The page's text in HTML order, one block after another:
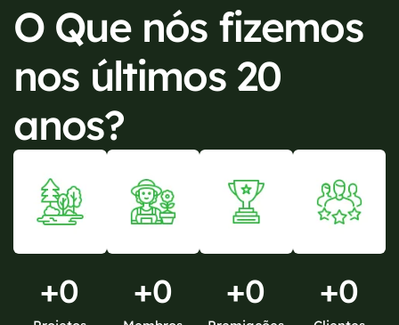
O Que nós fizemos
nos últimos 20
anos?
+0 +0 +0 +0